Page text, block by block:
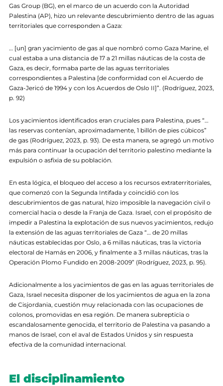
Gas Group (BG), en el marco de un acuerdo con la Autoridad
Palestina (AP), hizo un relevante descubrimiento dentro de las aguas
territoriales que corresponden a Gaza:
… [un] gran yacimiento de gas al que nombró como Gaza Marine, el
cual estaba a una distancia de 17 a 21 millas náuticas de la costa de
Gaza, es decir, formaba parte de las aguas territoriales
correspondientes a Palestina [de conformidad con el Acuerdo de
Gaza-Jericó de 1994 y con los Acuerdos de Oslo II]”. (Rodríguez, 2023,
p. 92)
Los yacimientos identificados eran cruciales para Palestina, pues “…
las reservas contenían, aproximadamente, 1 billón de pies cúbicos”
de gas (Rodríguez, 2023, p. 93). De esta manera, se agregó un motivo
más para continuar la ocupación del territorio palestino mediante la
expulsión o asfixia de su población.
En esta lógica, el bloqueo del acceso a los recursos extraterritoriales,
que comenzó con la Segunda Intifada y coincidió con los
descubrimientos de gas natural, hizo imposible la navegación civil o
comercial hacia o desde la Franja de Gaza. Israel, con el propósito de
impedir a Palestina la explotación de sus nuevos yacimientos, redujo
la extensión de las aguas territoriales de Gaza “… de 20 millas
náuticas establecidas por Oslo, a 6 millas náuticas, tras la victoria
electoral de Hamás en 2006, y finalmente a 3 millas náuticas, tras la
Operación Plomo Fundido en 2008-2009” (Rodríguez, 2023, p. 95).
Adicionalmente a los yacimientos de gas en las aguas territoriales de
Gaza, Israel necesita disponer de los yacimientos de agua en la zona
de Cisjordania, cuestión muy relacionada con las ocupaciones de
colonos, promovidas en esa región. De manera subrepticia o
escandalosamente genocida, el territorio de Palestina va pasando a
manos de Israel, con el aval de Estados Unidos y sin respuesta
efectiva de la comunidad internacional.
El disciplinamiento